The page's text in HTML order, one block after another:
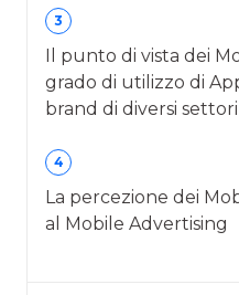
3
Il punto di vista dei
grado di utilizzo di
brand di diversi settori
4
La percezione dei
al Mobile Advertising